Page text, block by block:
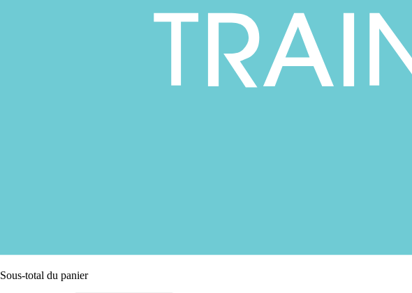
Sous-total du panier